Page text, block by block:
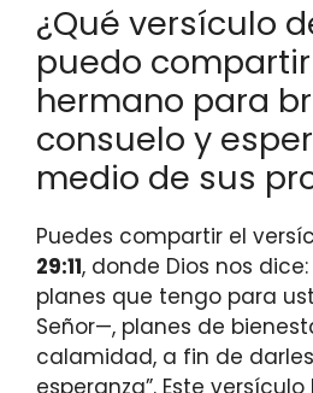
¿Qué versículo
puedo
hermano para
consuelo y
medio de sus
Puedes compartir el
29:11, donde Dios nos
planes que tengo para
Señor—, planes de
calamidad, a fin de
esperanza”. Este